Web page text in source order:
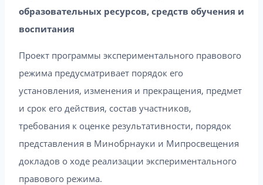
образовательных ресурсов, средств обучения и
воспитания
Проект программы экспериментального правового
режима предусматривает порядок его
установления, изменения и прекращения, предмет
и срок его действия, состав участников,
требования к оценке результативности, порядок
представления в Минобрнауки и Мипросвещения
докладов о ходе реализации экспериментального
правового режима.